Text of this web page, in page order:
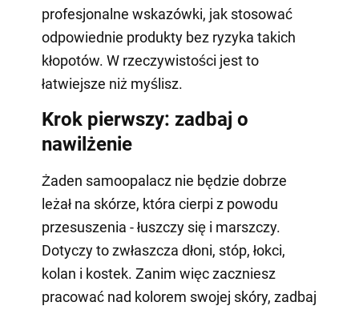
profesjonalne wskazówki, jak stosować
odpowiednie produkty bez ryzyka takich
kłopotów. W rzeczywistości jest to
łatwiejsze niż myślisz.
Krok pierwszy: zadbaj o
nawilżenie
Żaden samoopalacz nie będzie dobrze
leżał na skórze, która cierpi z powodu
przesuszenia - łuszczy się i marszczy.
Dotyczy to zwłaszcza dłoni, stóp, łokci,
kolan i kostek. Zanim więc zaczniesz
pracować nad kolorem swojej skóry, zadbaj